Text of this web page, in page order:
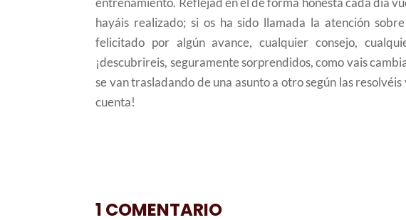
hayáis realizado; si os ha sido llamada la atención
felicitado por algún avance, cualquier consejo,
¡descubrireis, seguramente sorprendidos, como vais
se van trasladando de una asunto a otro según las
cuenta!
1 COMENTARIO